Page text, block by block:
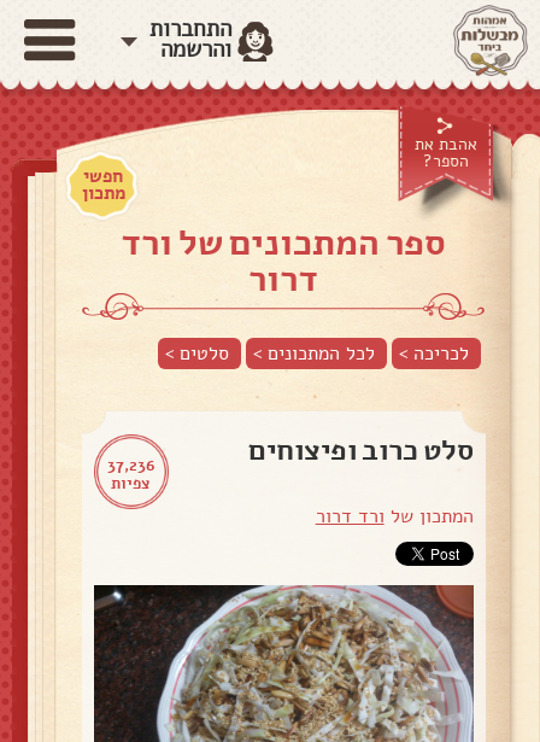
התחברות
והרשמה
אהבת את
הספר?
חפשי
מתכון
ספר המתכונים של ורד
דרור
לכריכה > לכל המתכונים > סלטים>
37,236
צפיות
סלט כרוב ופיצוחים
המתכון של ורד דרור